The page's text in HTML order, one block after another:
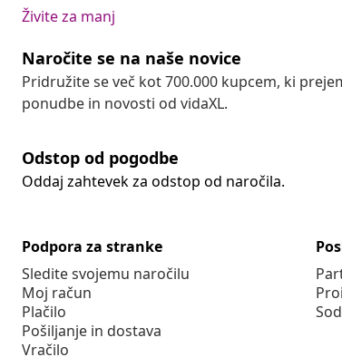
Živite za manj
Naročite se na naše novice
Pridružite se več kot 700.000 kupcem, ki
ponudbe in novosti od vidaXL.
Odstop od pogodbe
Oddaj zahtevek za odstop od naročila.
Podpora za stranke
Sledite svojemu naročilu
Moj račun
Plačilo
Pošiljanje in dostava
Vračilo